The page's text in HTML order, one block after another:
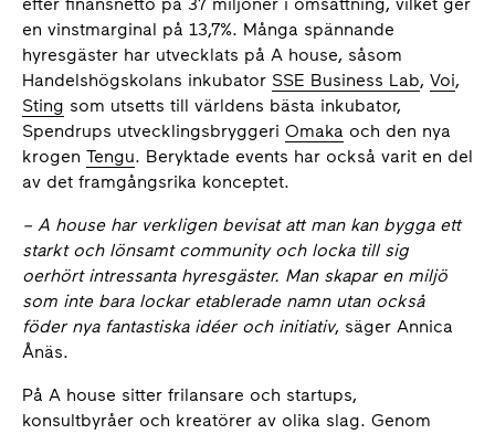
en vinstmarginal på 13,7%. Många spännande
hyresgäster har utvecklats på A house, såsom
Handelshögskolans inkubator SSE Business Lab, Voi,
Sting som utsetts till världens bästa inkubator,
Spendrups utvecklingsbryggeri Omaka och den nya
krogen Tengu. Beryktade events har också varit en del
av det framgångsrika konceptet.
– A house har verkligen bevisat att man kan bygga ett
starkt och lönsamt community och locka till sig
oerhört intressanta hyresgäster. Man skapar en miljö
som inte bara lockar etablerade namn utan också
föder nya fantastiska idéer och initiativ, säger Annica
Ånäs.
På A house sitter frilansare och startups,
konsultbyråer och kreatörer av olika slag. Genom